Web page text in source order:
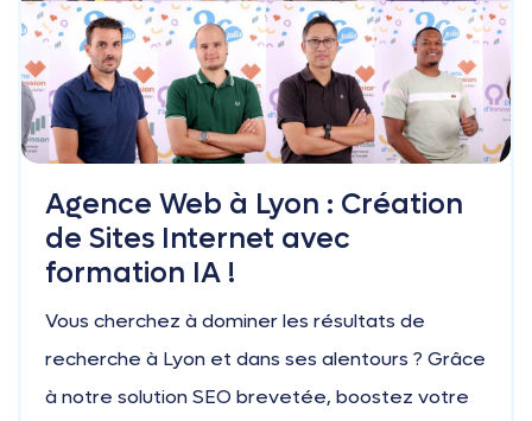
Agence Web à Lyon : Création
de Sites Internet avec
formation IA !
Vous cherchez à dominer les résultats de
recherche à Lyon et dans ses alentours ? Grâce
à notre solution SEO brevetée, boostez votre